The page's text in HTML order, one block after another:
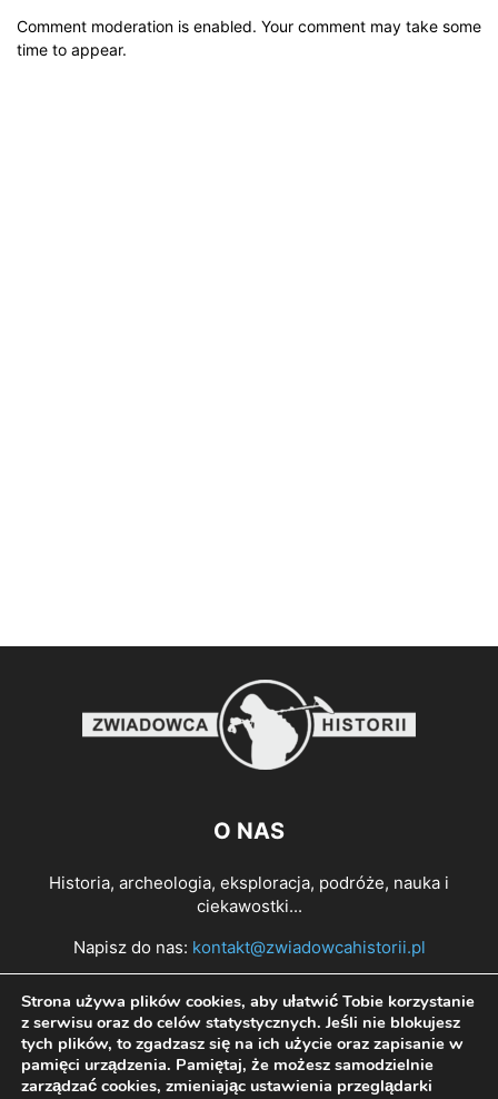
Comment moderation is enabled. Your comment may take some
time to appear.
O NAS
Historia, archeologia, eksploracja, podróże, nauka i
ciekawostki...
Napisz do nas: kontakt@zwiadowcahistorii.pl
PODĄŻAJ ZA NAMI
Strona używa plików cookies, aby ułatwić Tobie korzystanie
z serwisu oraz do celów statystycznych. Jeśli nie blokujesz
tych plików, to zgadzasz się na ich użycie oraz zapisanie w
pamięci urządzenia. Pamiętaj, że możesz samodzielnie
zarządzać cookies, zmieniając ustawienia przeglądarki